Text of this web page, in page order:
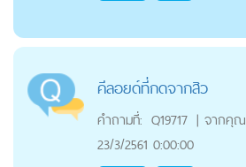
คีลอยด์ที่กดจากสิว
คำถามที่: Q19717 | จากคุณ
23/3/2561 0:00:00